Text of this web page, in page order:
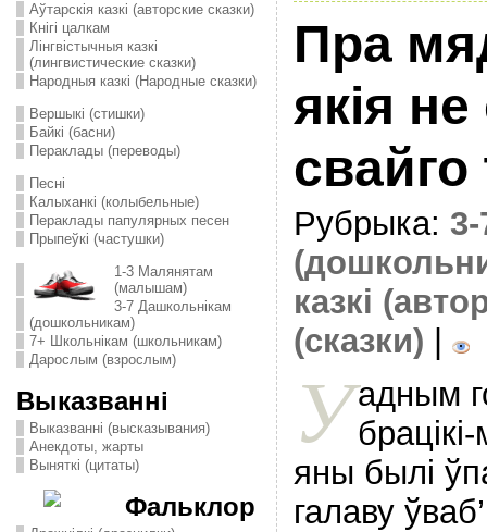
Аўтарскія казкі (авторские сказки)
Кнігі цалкам
Лінгвістычныя казкі
(лингвистические сказки)
Народныя казкі (Народные сказки)
Вершыкі (стишки)
Байкі (басни)
Пераклады (переводы)
Песні
Калыханкі (колыбельные)
Пераклады папулярных песен
Прыпеўкі (частушки)
1-3 Малянятам
(малышам)
3-7 Дашкольнікам
(дошкольникам)
7+ Школьнікам (школьникам)
Дарослым (взрослым)
Выказванні
Выказванні (высказывания)
Анекдоты, жарты
Выняткі (цитаты)
Фальклор
Пра
якія
свайго
Рубрыка:
казкі
(сказки)
Уадным
яны былі
галаву